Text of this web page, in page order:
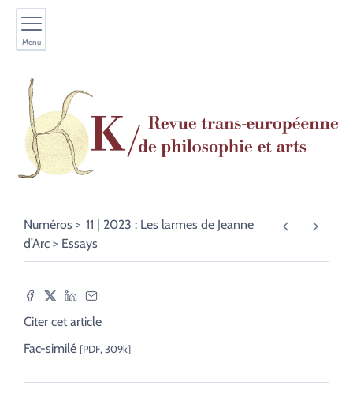
Menu
Numéros
11 | 2023 : Les larmes de Jeanne
d’Arc
Essays
Citer cet article
Fac-similé [PDF, 309k]